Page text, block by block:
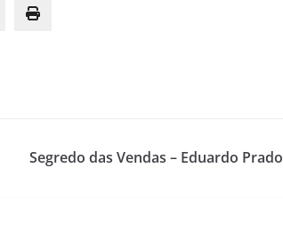
Segredo das Vendas – Eduardo Prado